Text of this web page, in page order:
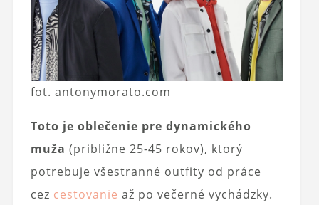
fot. antonymorato.com
Toto je oblečenie pre dynamického
muža (približne 25-45 rokov), ktorý
potrebuje všestranné outfity od práce
cez cestovanie až po večerné vychádzky.